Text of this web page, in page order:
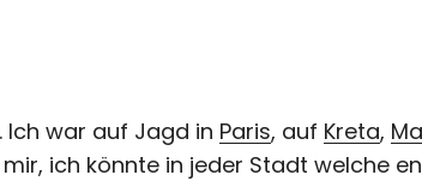
Ich war auf Jagd in Paris, auf Kreta,
ich könnte in jeder Stadt welche